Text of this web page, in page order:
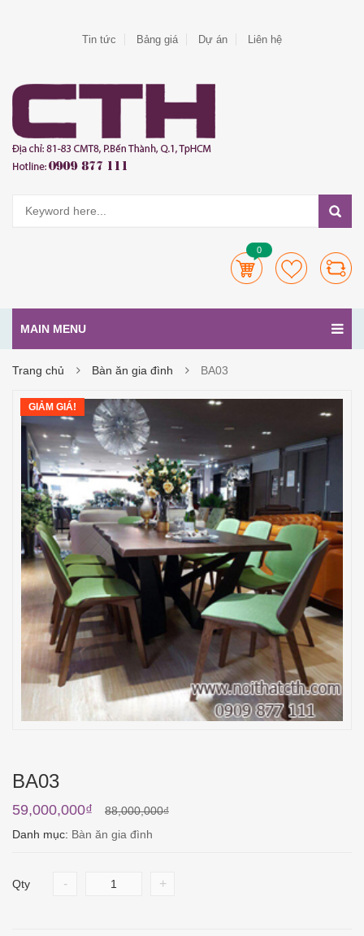
Tin tức Bảng giá Dự án Liên hệ
0
MAIN MENU
Trang chủ Bàn ăn gia đình BA03
GIẢM GIÁ!
BA03
88,000,000₫
59,000,000₫
Danh mục: Bàn ăn gia đình
Qty - +